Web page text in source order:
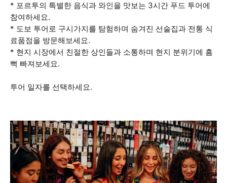
* 포르투의 특별한 음식과 와인을 맛보는 3시간 푸드 투어에
참여하세요.
* 도보 투어로 구시가지를 탐험하며 숨겨진 선술집과 전통 식
료품점을 방문해보세요.
* 현지 시장에서 친절한 상인들과 소통하며 현지 분위기에 흠
뻑 빠져보세요.
투어 일자를 선택하세요.